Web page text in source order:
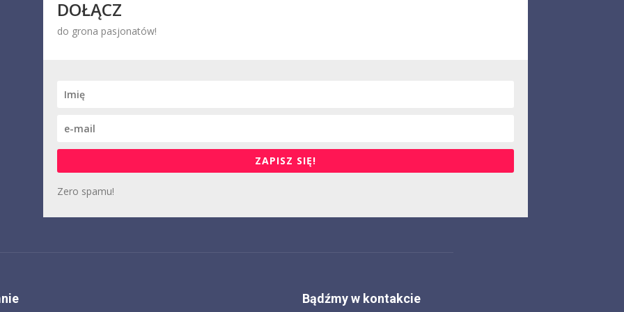
DOŁĄCZ
do grona pasjonatów!
ZAPISZ SIĘ!
Zero spamu!
Bądźmy w kontakcie